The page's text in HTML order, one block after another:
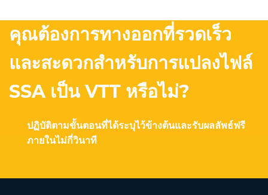
คุณต้องการทางออกที่รวดเร็ว
และสะดวกสำหรับการแปลงไฟล์
SSA เป็น VTT หรือไม่?
ปฏิบัติตามขั้นตอนที่ได้ระบุไว้ข้างต้นและรับผลลัพธ์ฟรี
ภายในไม่กี่วินาที